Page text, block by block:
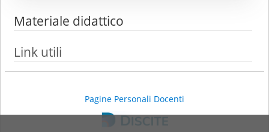
Materiale didattico
Link utili
Pagine Personali Docenti